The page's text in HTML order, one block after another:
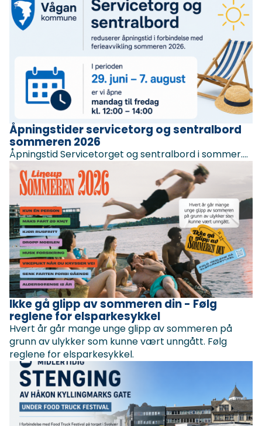
Åpningstider servicetorg og sentralbord
sommeren 2026
Åpningstid Servicetorget og sentralbord i sommer….
Ikke gå glipp av sommeren din - Følg
reglene for elsparkesykkel
Hvert år går mange unge glipp av sommeren på
grunn av ulykker som kunne vært unngått. Følg
reglene for elsparkesykkel.